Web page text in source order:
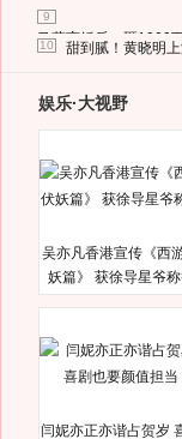
9
马蓉离婚后，砸1000
10 甜到腻！黄晓明
娱乐·大视野
吴亦凡香港宣传《西
妖篇》 获徐导星爷
闫妮亦正亦谐占贺岁